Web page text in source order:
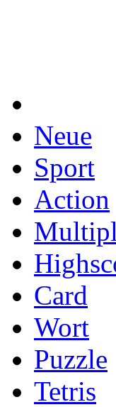
Neue
Sport
Action
Card
Wort
Puzzle
Tetris